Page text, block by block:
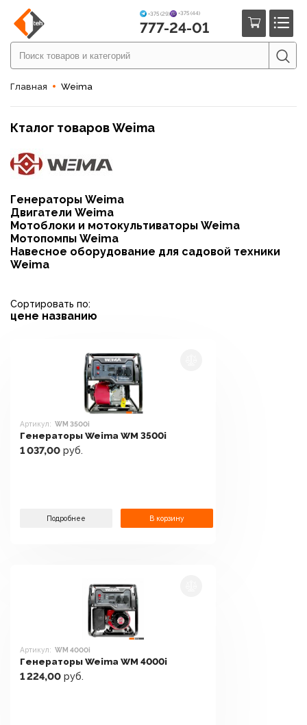
+375 (29) +375 (44)
777-24-01
Главная Weima
Кталог товаров Weima
Генераторы Weima
Двигатели Weima
Мотоблоки и мотокультиваторы Weima
Мотопомпы Weima
Навесное оборудование для садовой техники
Weima
Сортировать по:
цене названию
Артикул: WM 3500i
Генераторы Weima WM 3500i
1 037,00 руб.
Подробнее В корзину
Артикул: WM 4000i
Генераторы Weima WM 4000i
1 224,00 руб.